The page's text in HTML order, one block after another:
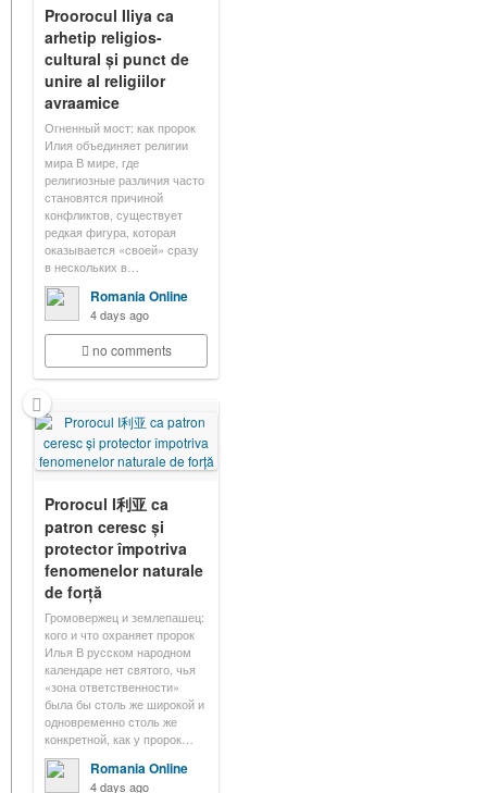
Proorocul Iliya ca
arhetip religios-
cultural și punct de
unire al religiilor
avraamice
Огненный мост: как пророк
Илия объединяет религии
мира В мире, где
религиозные различия часто
становятся причиной
конфликтов, существует
редкая фигура, которая
оказывается «своей» сразу
в нескольких в…
Romania Online
4 days ago
no comments
Prorocul I利亚 ca
patron ceresc și
protector împotriva
fenomenelor naturale
de forță
Громовержец и землепашец:
кого и что охраняет пророк
Илья В русском народном
календаре нет святого, чья
«зона ответственности»
была бы столь же широкой и
одновременно столь же
конкретной, как у пророк…
Romania Online
4 days ago